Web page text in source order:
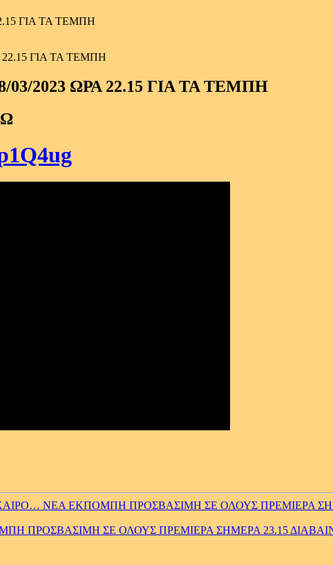
ΓΙΑ ΤΑ ΤΕΜΠΗ
2023 ΩΡΑ 22.15 ΓΙΑ ΤΑ ΤΕΜΠΗ
ΝΕΑ ΕΚΠΟΜΠΗ ΠΡΟΣΒΑΣΙΜΗ ΣΕ ΟΛΟΥΣ ΠΡΕΜΙΕΡΑ
ΠΡΟΣΒΑΣΙΜΗ ΣΕ ΟΛΟΥΣ ΠΡΕΜΙΕΡΑ ΣΗΜΕΡΑ 23.15